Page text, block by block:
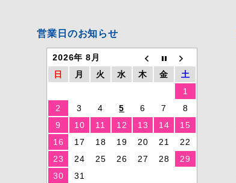
営業日のお知らせ
2026年 8月
日
月 火 水 木 金
土
1
2
3 4 5 6 7
8
9
10 11 12 13 14
15
16
17 18 19 20 21
22
23
24 25 26 27 28
29
30
31